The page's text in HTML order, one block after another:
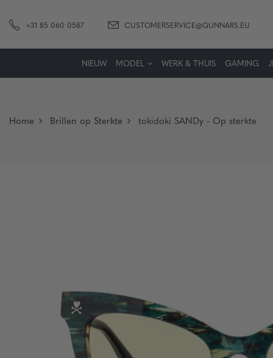
+31 85 060 0587 CUSTOMERSERVICE@GUNNARS.EU
NIEUW MODEL WERK & THUIS GAMING
Home Brillen op Sterkte tokidoki SANDy - Op sterkte